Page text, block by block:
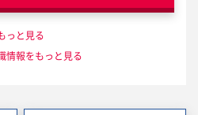
っと見る
情報をもっと見る